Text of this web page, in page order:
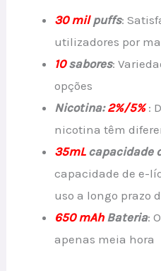
30 milpuffs:
utilizadores por
10sabores:
opções
Nicotina:2%/5% :
nicotina têm
35mLcapacidade
capacidade de e-
uso a longo prazo
650 mAhBateria:
apenas meia hora